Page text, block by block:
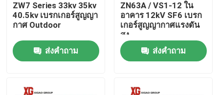
บ้าน
สินค้า
ZW7 Series 33kv 35kv
40.5kv เบรกเกอร์สูญญา
กาศ Outdoor
ส่งคำถาม
ZN63A / VS1-12 ใน
อาคาร 12kV SF6 เบรก
เกอร์สูญญากาศแรงดัน
สูง
ส่งคำถาม